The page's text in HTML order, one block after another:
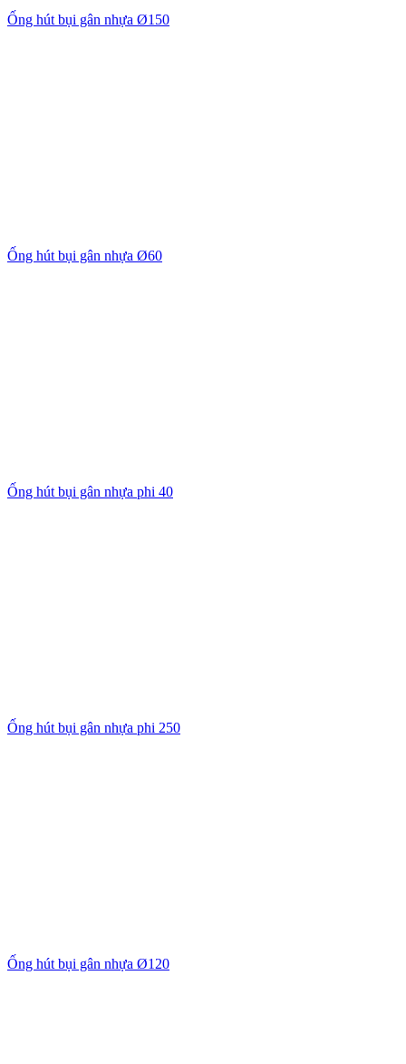
Ống hút bụi gân nhựa Ø150
Ống hút bụi gân nhựa Ø60
Ống hút bụi gân nhựa phi 40
Ống hút bụi gân nhựa phi 250
Ống hút bụi gân nhựa Ø120